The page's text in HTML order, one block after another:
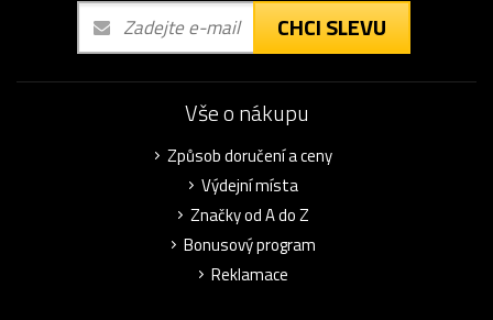
CHCI SLEVU
Vše o nákupu
Způsob doručení a ceny
Výdejní místa
Značky od A do Z
Bonusový program
Reklamace